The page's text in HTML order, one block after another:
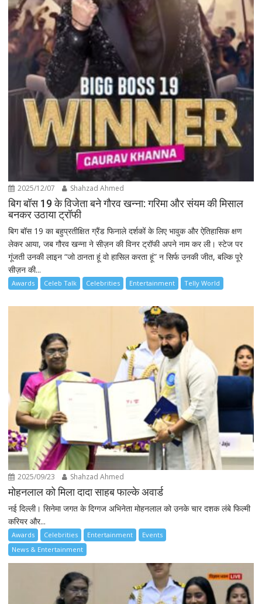
2025/12/07 Shahzad Ahmed
बिग बॉस 19 के विजेता बने गौरव खन्ना: गरिमा और संयम की मिसाल
बनकर उठाया ट्रॉफी
बिग बॉस 19 का बहुप्रतीक्षित ग्रैंड फिनाले दर्शकों के लिए भावुक और ऐतिहासिक क्षण
लेकर आया, जब गौरव खन्ना ने सीज़न की विनर ट्रॉफी अपने नाम कर ली। स्टेज पर
गूंजती उनकी लाइन “जो ठानता हूं वो हासिल करता हूं” न सिर्फ उनकी जीत, बल्कि पूरे
सीज़न की...
Awards Celeb Talk Celebrities Entertainment Telly World
2025/09/23 Shahzad Ahmed
मोहनलाल को मिला दादा साहब फाल्के अवार्ड
नई दिल्ली। सिनेमा जगत के दिग्गज अभिनेता मोहनलाल को उनके चार दशक लंबे फिल्मी
करियर और...
Awards Celebrities Entertainment
Events
News & Entertainment